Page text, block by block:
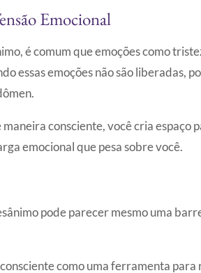
Emocional
é comum que emoções como
essas emoções não são liberadas,
consciente, você cria espaço
emocional que pesa sobre você.
pode parecer mesmo uma
como uma ferramenta